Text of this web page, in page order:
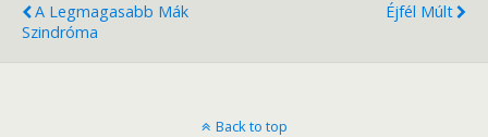
A Legmagasabb Mák
Szindróma
Éjfél Múlt
Back to top